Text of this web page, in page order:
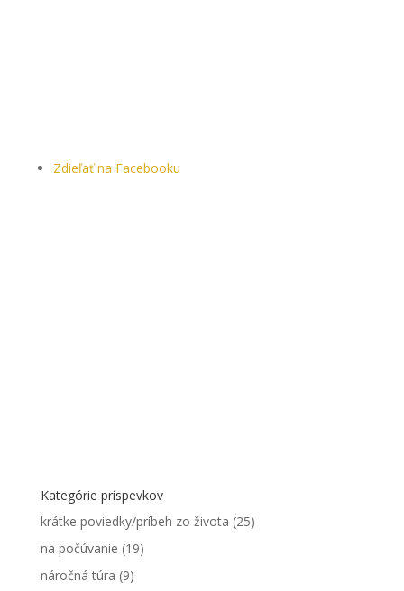
Zdieľať na Facebooku
Kategórie príspevkov
krátke poviedky/príbeh zo života (25)
na počúvanie (19)
náročná túra (9)